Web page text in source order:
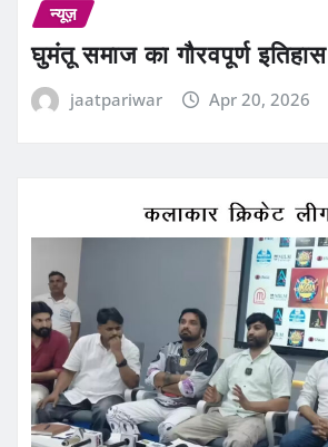
न्यूज़
घुमंतू समाज का गौरवपूर्ण इतिहास
jaatpariwar Apr 20, 2026